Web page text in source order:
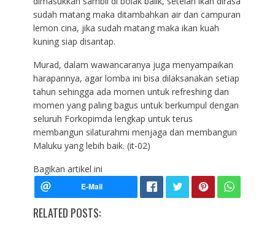
sudah matang maka ditambahkan air dan campuran
lemon cina, jika sudah matang maka ikan kuah
kuning siap disantap.
Murad, dalam wawancaranya juga menyampaikan
harapannya, agar lomba ini bisa dilaksanakan setiap
tahun sehingga ada momen untuk refreshing dan
momen yang paling bagus untuk berkumpul dengan
seluruh Forkopimda lengkap untuk terus
membangun silaturahmi menjaga dan membangun
Maluku yang lebih baik. (it-02)
Bagikan artikel ini
RELATED POSTS: